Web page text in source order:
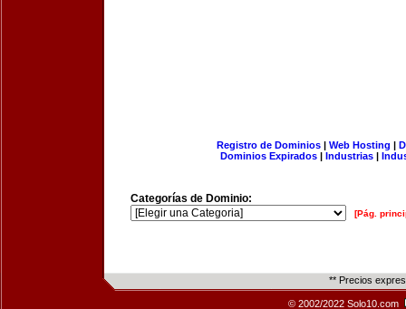
Registro de Dominios| Web Hosting |
Dominios Expirados | Industrias |
Categorías de Dominio:
[Pág.
** Precios
© 2002/2022 Solo10.com